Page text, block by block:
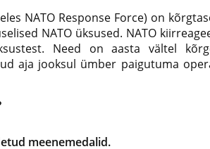
NATO Response Force) on
NATO üksused. NATO
Need on aasta vältel
aja jooksul ümber paigutuma
meenemedalid.